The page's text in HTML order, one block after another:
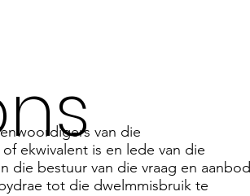
van die
ekwivalent is en lede van die
die bestuur van die vraag en aanbod
tot die dwelmmisbruik te